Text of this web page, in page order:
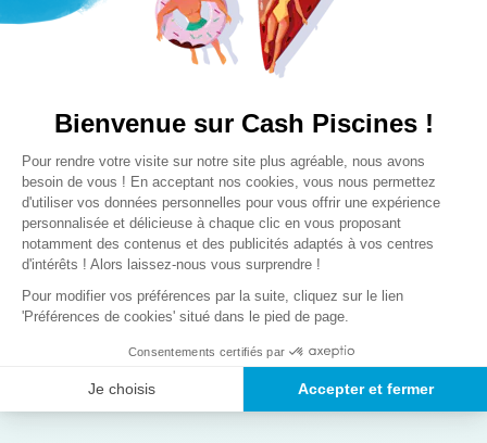
Vous pouvez installer unebarrière de piscine
clôture Safe’oest conforme à la
et permet de limiter l’accès au bassin aux enfants de moins
détecte l’immersion d’un corps dans le bassinet fait retentir de
puissantes sirènes pour vous alerter. L’alarme est conçue pour
détecter les ondes parasites (vent, robot) pour ne retentir en
permanence.
Un réseau, proche de
chez vous
Des experts,à votre
écoute
livraison
Paiement
sécurisé
Bienvenue sur Cash Piscines !
Plateforme de Gestion du
Pour rendre votre visite sur notre site plus agréable, nous avons
besoin de vous ! En acceptant nos cookies, vous nous permettez
d'utiliser vos données personnelles pour vous offrir une expérience
personnalisée et délicieuse à chaque clic en vous proposant
notamment des contenus et des publicités adaptés à vos centres
d'intérêts ! Alors laissez-nous vous surprendre !
Pour modifier vos préférences par la suite, cliquez sur le lien
'Préférences de cookies' situé dans le pied de page.
Consentements certifiés par
Je choisis Accepter et fermer
Axeptio consent